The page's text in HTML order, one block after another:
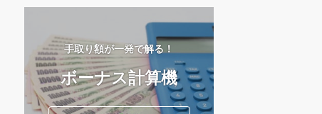
手取り額が一発で解る！
ボーナス計算機